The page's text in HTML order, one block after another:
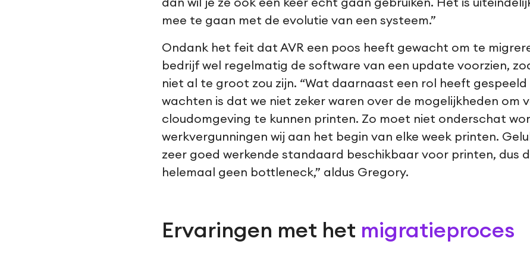
dan wil je ze ook een keer echt gaan gebruiken. Het is
mee te gaan met de evolutie van een systeem.”
Ondank het feit dat AVR een poos heeft gewacht om te
bedrijf wel regelmatig de software van een update voorzien,
niet al te groot zou zijn. “Wat daarnaast een rol heeft
wachten is dat we niet zeker waren over de mogelijkheden om
cloudomgeving te kunnen printen. Zo moet niet onderschat
werkvergunningen wij aan het begin van elke week printen.
zeer goed werkende standaard beschikbaar voor printen, dus
helemaal geen bottleneck,” aldus Gregory.
Ervaringen met het migratieproces